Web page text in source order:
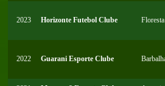
2023 Horizonte Futebol Clube
2022 Guarani Esporte Clube